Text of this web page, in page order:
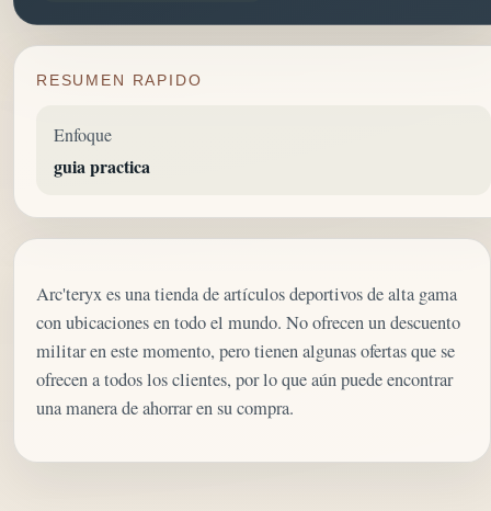
RESUMEN RAPIDO
Enfoque
guia practica
Arc'teryx es una tienda de artículos deportivos de alta gama
con ubicaciones en todo el mundo. No ofrecen un descuento
militar en este momento, pero tienen algunas ofertas que se
ofrecen a todos los clientes, por lo que aún puede encontrar
una manera de ahorrar en su compra.